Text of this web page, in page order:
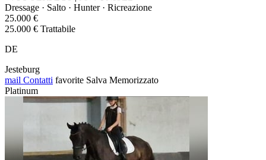
Dressage · Salto · Hunter · Ricreazione
25.000 €
25.000 € Trattabile
DE
Jesteburg
mail Contatti favorite Salva Memorizzato
Platinum